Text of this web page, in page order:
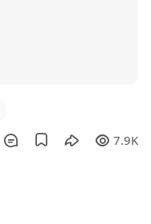
7.9K